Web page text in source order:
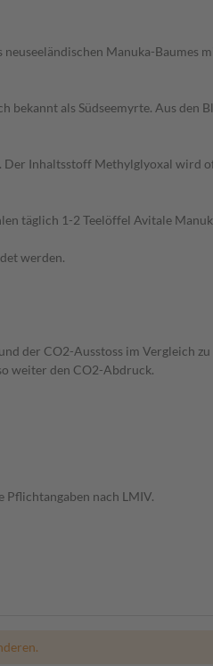
Manuka-Baumes
als Südseemyrte. Aus den
Inhaltsstoff Methylglyoxal wird
täglich 1-2 Teelöffel Avitale
werden.
der CO2-Ausstoss im Vergleich
weiter den CO2-Abdruck.
nach LMIV.